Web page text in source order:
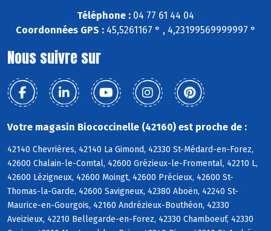
Téléphone : 04 77 61 44 04
Coordonnées GPS :45,5261167 ° , 4,23199569999997 °
Nous suivre sur
Votre magasin Biococcinelle (42160) est proche de :
42140 Chevrières, 42140 La Gimond, 42330 St-Médard-en-Forez,
42600 Chalain-le-Comtal, 42600 Grézieux-le-Fromental, 42210 L,
42600 Lézigneux, 42600 Moingt, 42600 Précieux, 42600 St-
Thomas-la-Garde, 42600 Savigneux, 42380 Aboën, 42240 St-
Maurice-en-Gourgois, 42160 Andrézieux-Bouthéon, 42330
Aveizieux, 42210 Bellegarde-en-Forez, 42330 Chamboeuf, 42330